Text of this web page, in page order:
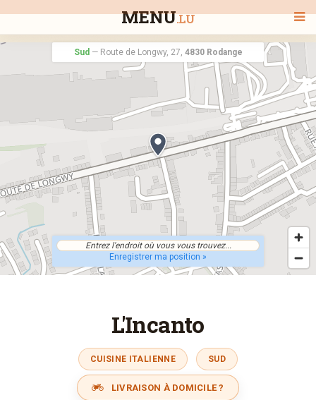
MENU.LU
BIENVENUE
TOUS LES RESTAURANTS
RECHERCHER UN RESTAURANT
Sud —Route de Longwy, 27, 4830 Rodange
Enregistrer ma position »
L'Incanto
CUISINE ITALIENNE SUD
LIVRAISON À DOMICILE ?